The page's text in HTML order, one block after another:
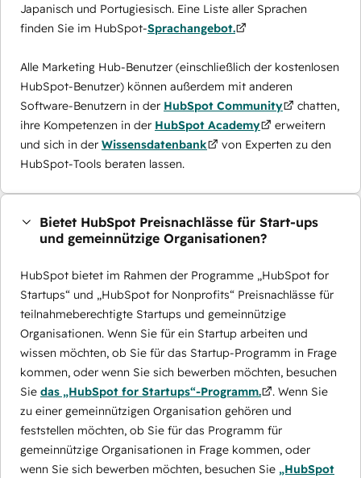
Japanisch und Portugiesisch. Eine Liste aller Sprachen
finden Sie im HubSpot-Sprachangebot.
Alle Marketing Hub-Benutzer (einschließlich der kostenlosen
HubSpot-Benutzer) können außerdem mit anderen
Software-Benutzern in der HubSpot Community
chatten,
ihre Kompetenzen in der HubSpot Academy
erweitern
und sich in der Wissensdatenbank
von Experten zu den
HubSpot-Tools beraten lassen.
Bietet HubSpot Preisnachlässe für Start-ups
und gemeinnützige Organisationen?
HubSpot bietet im Rahmen der Programme „HubSpot for
Startups“ und „HubSpot for Nonprofits“ Preisnachlässe für
teilnahmeberechtigte Startups und gemeinnützige
Organisationen. Wenn Sie für ein Startup arbeiten und
wissen möchten, ob Sie für das Startup-Programm in Frage
kommen, oder wenn Sie sich bewerben möchten, besuchen
Sie das „HubSpot for Startups“-Programm.
. Wenn Sie
zu einer gemeinnützigen Organisation gehören und
feststellen möchten, ob Sie für das Programm für
gemeinnützige Organisationen in Frage kommen, oder
wenn Sie sich bewerben möchten, besuchen Sie „HubSpot